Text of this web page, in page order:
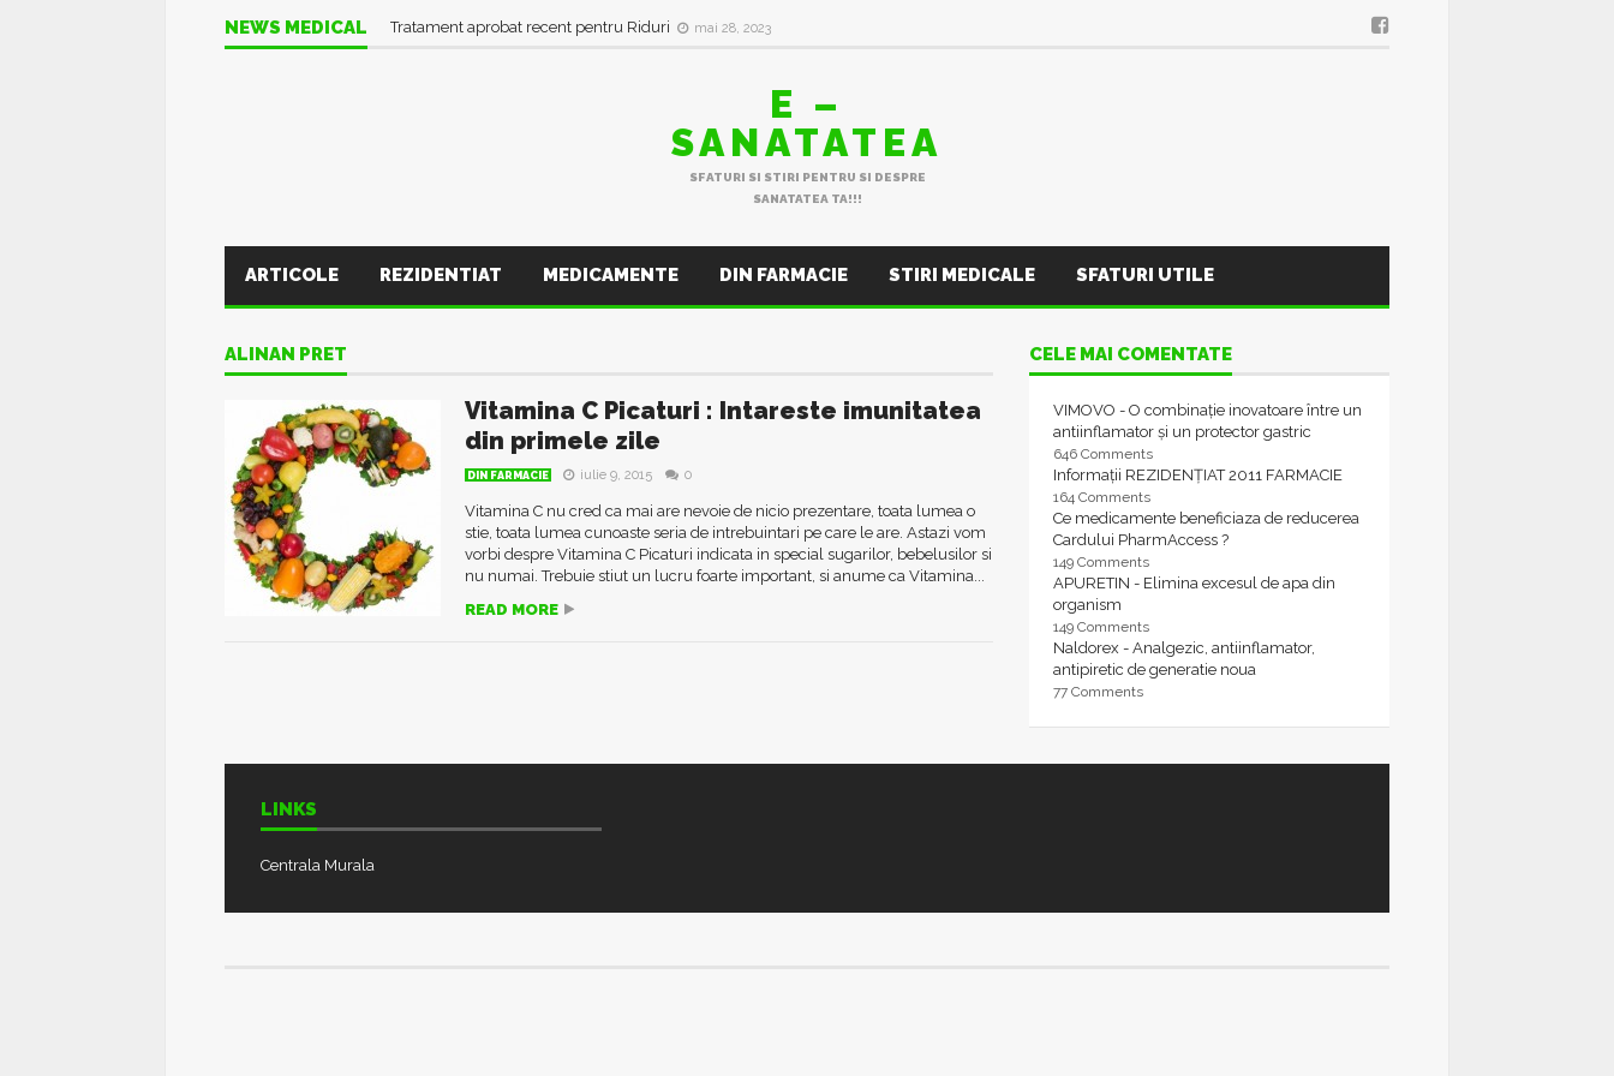
NEWS MEDICAL Tratament aprobat recent pentru Riduri mai 28, 2023
E –
SANATATEA
SFATURI SI STIRI PENTRU SI DESPRE
SANATATEA TA!!!
ARTICOLE REZIDENTIAT MEDICAMENTE DIN FARMACIE STIRI MEDICALE SFATURI UTILE
ALINAN PRET
Vitamina C Picaturi : Intareste imunitatea
din primele zile
DIN FARMACIE iulie 9, 2015 0
Vitamina C nu cred ca mai are nevoie de nicio prezentare, toata lumea o
stie, toata lumea cunoaste seria de intrebuintari pe care le are. Astazi vom
vorbi despre Vitamina C Picaturi indicata in special sugarilor, bebelusilor si
nu numai. Trebuie stiut un lucru foarte important, si anume ca Vitamina...
READ MORE
CELE MAI COMENTATE
VIMOVO - O combinație inovatoare între un
antiinflamator și un protector gastric
646 Comments
Informații REZIDENȚIAT 2011 FARMACIE
164 Comments
Ce medicamente beneficiaza de reducerea
Cardului PharmAccess ?
149 Comments
APURETIN - Elimina excesul de apa din
organism
149 Comments
Naldorex - Analgezic, antiinflamator,
antipiretic de generatie noua
77 Comments
LINKS
Centrala Murala